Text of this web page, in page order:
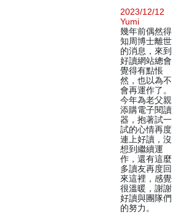
2023/12/12
Yumi
幾年前偶然得
知周博士離世
的消息，來到
好讀網站總會
覺得有點悵
然，也以為不
會再運作了。
今年為老父親
添購電子閱讀
器，抱著試一
試的心情再度
連上好讀，沒
想到繼續運
作，還有這麼
多讀友再度回
來這裡，感覺
很溫暖，謝謝
好讀與團隊們
的努力。